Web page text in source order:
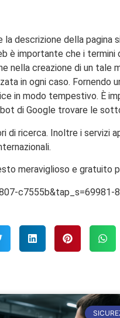
descrizione della
importante che i termini
creazione di un tale
in ogni caso. Fornendo
in modo tempestivo. È
di Google trovare le
ricerca. Inoltre i servizi
meraviglioso e gratuito